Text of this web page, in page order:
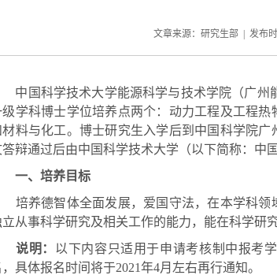
文章来源：研究生部 | 发布时
中国科学技术大学能源科学与技术学院（广州
级学科博士学位培养点两个：动力工程及工程
材料与化工。博士研究生入学后到中国科学院
辩通过后由中国科学技术大学（以下简称：中
一、培养目标
培养德智体全面发展，爱国守法，在本学科
立从事科学研究及相关工作的能力，能在科学研
说明： 以下内容只适用于申请考核制中报考
，具体报名时间将于2021年4月左右再行通知。